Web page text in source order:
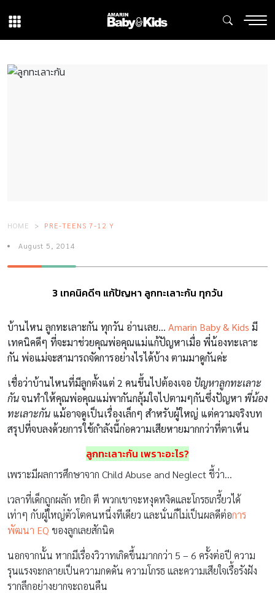
HOME PRE-TEENS 7-12 Y
August 5, 2014
3 เทคนิคดีๆ แก้ปัญหา ลูกทะเลาะกัน ทุกวัน
บ้านไหน ลูกทะเลาะกัน ทุกวัน อ่านเลย… Amarin Baby & Kids มี
เทคนิคดีๆ ที่จะมาช่วยคุณพ่อคุณแม่แก้ปัญหาเมื่อ พี่น้องทะเลาะ
กัน พ่อแม่จะสามารถจัดการอย่างไรได้บ้าง ตามมาดูกันค่ะ
เชื่อว่าบ้านไหนที่มีลูกตั้งแต่ 2 คนขึ้นไปต้องเจอ ปัญหาลูกทะเลาะ
กันจนทำให้คุณพ่อคุณแม่พากันกลุ้มใจไปตามๆกันซึ่งปัญหา พี่น้อง
ทะเลาะกัน แม้อาจดูเป็นเรื่องเล็กๆ สำหรับผู้ใหญ่ แต่ความจริงบท
สรุปที่จบลงด้วยการใช้กำลังนี้ก่อความเสียหายมากกว่าที่ตาเห็น
ลูกทะเลาะกัน เพราะอะไร?
เพราะมีผลการศึกษาจาก Child Abuse and Neglect ชี้ว่า…
เวลาที่เด็กถูกผลัก หยิก ตี พวกเขาจะหงุดหงิดและโกรธเกรี้ยวได้
เท่าๆ กับผู้ใหญ่ตัวโตคนหนึ่งทีเดียว และนั่นก็ไม่เป็นผลดีต่อการ
พัฒนา EQ ของลูกเลยสักนิด
นอกจากนั้น หากมีเรื่องวิวาทเกิดขึ้นมากกว่า 5 – 6 ครั้งต่อปี ความ
รุนแรงจะกลายเป็นความกดดัน ความโกรธ และความเสียใจเรื้อรังฝัง
รากลึกอย่างยากจะถอนคืน